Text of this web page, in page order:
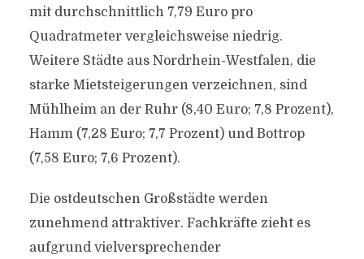
mit durchschnittlich 7,79 Euro pro
Quadratmeter vergleichsweise niedrig.
Weitere Städte aus Nordrhein-Westfalen, die
starke Mietsteigerungen verzeichnen, sind
Mühlheim an der Ruhr (8,40 Euro; 7,8 Prozent),
Hamm (7,28 Euro; 7,7 Prozent) und Bottrop
(7,58 Euro; 7,6 Prozent).
Die ostdeutschen Großstädte werden
zunehmend attraktiver. Fachkräfte zieht es
aufgrund vielversprechender